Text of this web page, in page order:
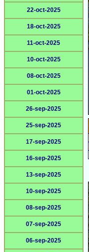
22-oct-2025
18-oct-2025
11-oct-2025
10-oct-2025
08-oct-2025
01-oct-2025
26-sep-2025
25-sep-2025
17-sep-2025
16-sep-2025
13-sep-2025
10-sep-2025
08-sep-2025
07-sep-2025
06-sep-2025